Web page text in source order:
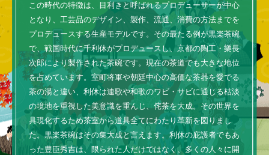
この時代の特徴は、目利きと呼ばれるプロデューサーが中心
となり、工芸品のデザイン、製作、流通、消費の方法までを
プロデュースする生産モデルです。その最たる例が黒楽茶碗
で、戦国時代に千利休がプロデュースし、京都の陶工・樂長
次郎により製作された茶碗です。現在の茶道でも大きな地位
を占めています。室町将軍や朝廷中心の高価な茶器を愛でる
茶の湯と違い、利休は連歌や和歌のワビ・サビに通じる枯淡
の境地を重視した美意識を重んじ、侘茶を大成。その世界を
具現化するため茶室から道具全てにわたり革新を図りまし
た。黒楽茶碗はその集大成と言えます。利休の庇護者でもあ
った豊臣秀吉は、限られた人だけではなく、多くの人々に開